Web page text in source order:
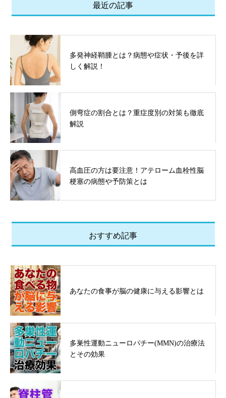
最近の記事
多発神経鞘腫とは？病態や症状・予後を詳
しく解説！
側弯症の割合とは？重症度別の対策も徹底
解説
高血圧の方は要注意！アテローム血栓性脳
梗塞の病態や予防策とは
おすすめ記事
あなたの食事が脳の健康に与える影響とは
多巣性運動ニューロパチー(MMN)の治療法
とその効果